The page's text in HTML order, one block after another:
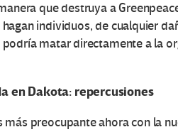
que destruya a
individuos, de cualquier
matar directamente a la
en Dakota: repercusiones
más preocupante ahora con la